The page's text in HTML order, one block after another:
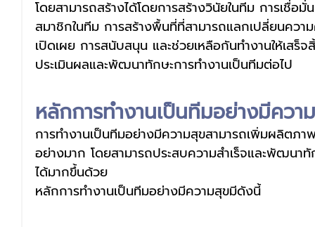
โดยสามารถสร้างได้โดยการสร้างวินัยในทีม การเชื่อ
สมาชิกในทีม การสร้างพื้นที่ที่สามารถแลกเปลี่ยนควา
เปิดเผย การสนับสนุน และช่วยเหลือกันทำงานให้เสร็จ
ประเมินผลและพัฒนาทักษะการทำงานเป็นทีมต่อไป
หลักการทำงานเป็นทีมอย่างมีควา
การทำงานเป็นทีมอย่างมีความสุขสามารถเพิ่มผลิตภา
อย่างมาก โดยสามารถประสบความสำเร็จและพัฒนา
ได้มากขึ้นด้วย
หลักการทำงานเป็นทีมอย่างมีความสุขมีดังนี้